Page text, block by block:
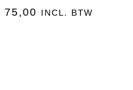
75,00 INCL. BTW